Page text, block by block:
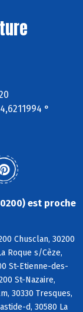
°
est proche
Chusclan, 30200
Roque s/Cèze,
St-Etienne-des-
St-Nazaire,
30330 Tresques,
d, 30580 La